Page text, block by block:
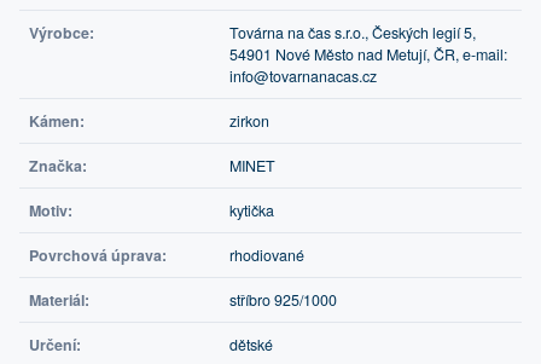
Výrobce:
Továrna na čas s.r.o., Českých legií 5,
54901 Nové Město nad Metují, ČR, e-mail:
info@tovarnanacas.cz
Kámen: zirkon
Značka: MINET
Motiv: kytička
Povrchová úprava: rhodiované
Materiál: stříbro 925/1000
Určení: dětské